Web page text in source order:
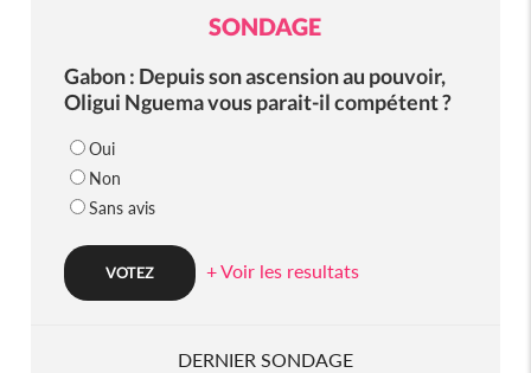
SONDAGE
Gabon : Depuis son ascension au pouvoir,
Oligui Nguema vous parait-il compétent ?
Oui
Non
Sans avis
+ Voir les resultats
DERNIER SONDAGE